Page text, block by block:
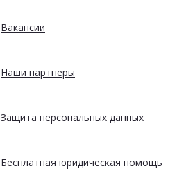
Вакансии
Наши партнеры
Защита персональных данных
Бесплатная юридическая помощь